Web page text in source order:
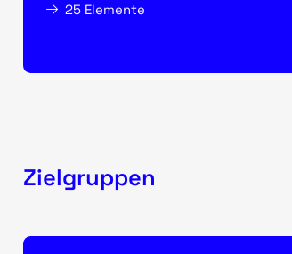
25 Elemente
Zielgruppen